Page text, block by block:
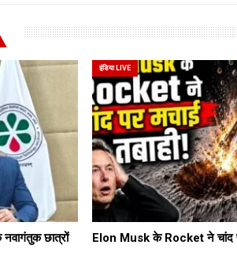
छात्रों
इंडिया LIVE
Elon Musk के Rocket ने चांद